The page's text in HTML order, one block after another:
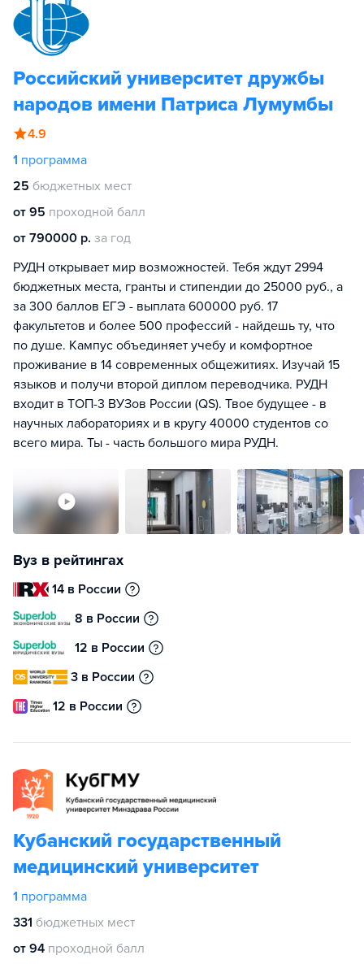
Российский университет дружбы
народов имени Патриса Лумумбы
4.9
1 программа
25 бюджетных мест
от 95 проходной балл
от 790000 р. за год
РУДН открывает мир возможностей. Тебя ждут 2994
бюджетных места, гранты и стипендии до 25000 руб., а
за 300 баллов ЕГЭ - выплата 600000 руб. 17
факультетов и более 500 профессий - найдешь ту, что
по душе. Кампус объединяет учебу и комфортное
проживание в 14 современных общежитиях. Изучай 15
языков и получи второй диплом переводчика. РУДН
входит в ТОП-3 ВУЗов России (QS). Твое будущее - в
научных лабораториях и в кругу 40000 студентов со
всего мира. Ты - часть большого мира РУДН.
Вуз в рейтингах
14 в России
8 в России
12 в России
3 в России
12 в России
Кубанский государственный
медицинский университет
1 программа
331 бюджетных мест
от 94 проходной балл